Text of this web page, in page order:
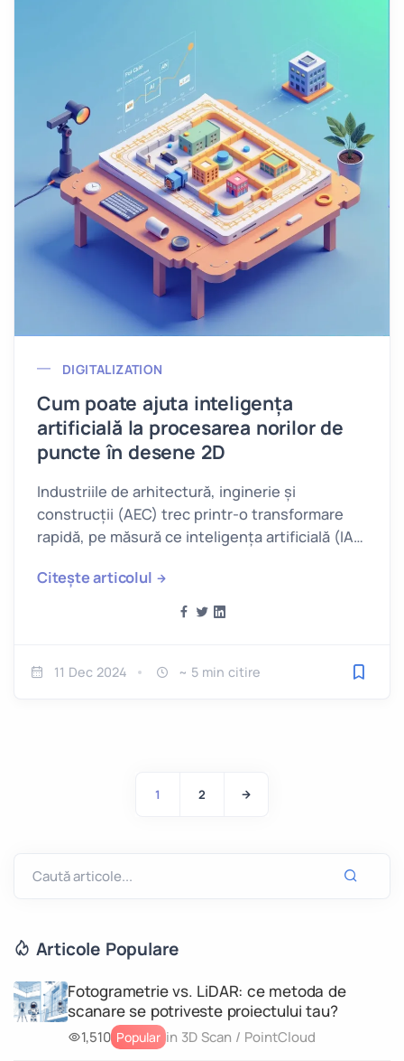
DIGITALIZATION
Cum poate ajuta inteligența
artificială la procesarea norilor de
puncte în desene 2D
Industriile de arhitectură, inginerie și
construcții (AEC) trec printr-o transformare
rapidă, pe măsură ce inteligența artificială (IA)
Citește articolul
11 Dec 2024 ~ 5 min citire
1 2
Articole Populare
Fotogrametrie vs. LiDAR: ce metoda de
scanare se potriveste proiectului tau?
1,510 Popular in 3D Scan / PointCloud